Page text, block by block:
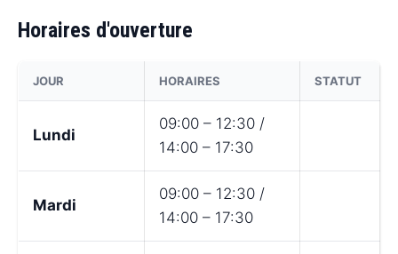
Horaires d'ouverture
JOUR HORAIRES STATUT
Lundi
09:00 – 12:30 /
14:00 – 17:30
Mardi
09:00 – 12:30 /
14:00 – 17:30